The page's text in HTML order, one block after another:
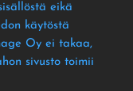
eikä
käytöstä
Oy ei takaa,
sivusto toimii